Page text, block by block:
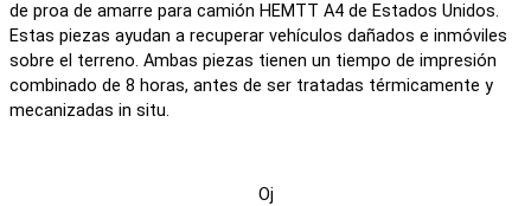
de proa de amarre para camión HEMTT A4 de Estados Unidos.
Estas piezas ayudan a recuperar vehículos dañados e inmóviles
sobre el terreno. Ambas piezas tienen un tiempo de impresión
combinado de 8 horas, antes de ser tratadas térmicamente y
mecanizadas in situ.
Oj